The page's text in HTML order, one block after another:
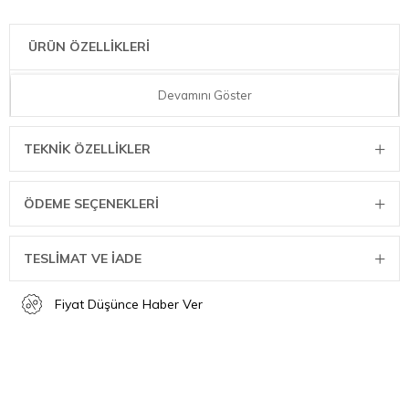
ÜRÜN ÖZELLİKLERİ
KAISER LA FORME PLUS OFSET KÜÇÜK SPATULA
Devamını Göster
TEKNIK ÖZELLIKLER
ÖDEME SEÇENEKLERI
TESLİMAT VE İADE
Fiyat Düşünce Haber Ver